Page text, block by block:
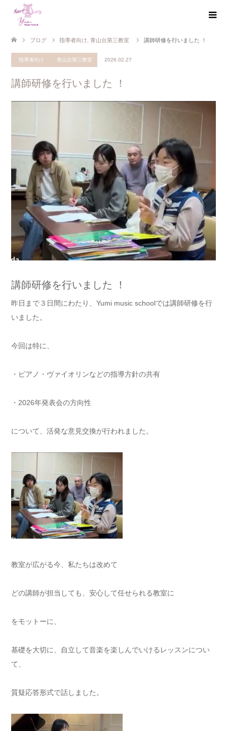
ブログ 指導者向け 青山台第三教室 講師研修を行いました ！
指導者向け 青山台第三教室 2026.02.27
講師研修を行いました ！
講師研修を行いました ！
昨日まで３日間にわたり、Yumi music schoolでは講師研修を行
いました。
今回は特に、
・ピアノ・ヴァイオリンなどの指導方針の共有
・2026年発表会の方向性
について、活発な意見交換が行われました。
教室が広がる今、私たちは改めて
どの講師が担当しても、安心して任せられる教室に
をモットーに、
基礎を大切に、自立して音楽を楽しんでいけるレッスンについ
て、
質疑応答形式で話しました。